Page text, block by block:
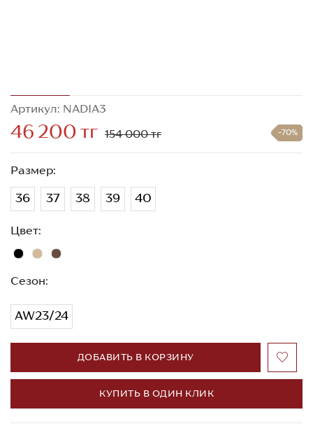
Артикул: NADIA3
46 200 тг 154 000 тг -70%
Размер:
36 37 38 39 40
Цвет:
Сезон:
AW23/24
ДОБАВИТЬ В КОРЗИНУ
КУПИТЬ В ОДИН КЛИК